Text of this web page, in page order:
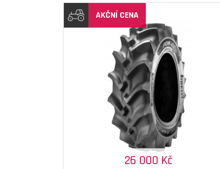
AKČNÍ CENA
26 000 Kč
DETAIL